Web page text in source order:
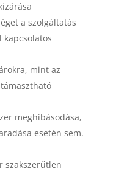
a szolgáltatás
kapcsolatos
mint az
meghibásodása,
esetén sem.
szakszerűtlen